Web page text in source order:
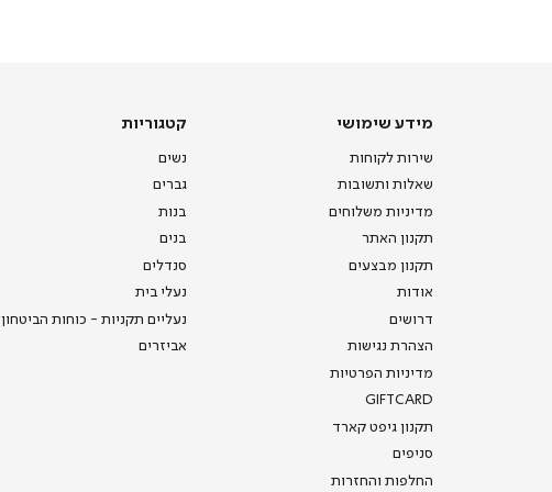
מידע
מידע שימושי
שירות לקוחות
שאלות ותשובות
מדיניות משלוחים
תקנון האתר
תקנון מבצעים
אודות
דרושים
הצהרת נגישות
מדיניות הפרטיות
GIFTCARD
תקנון גיפט קארד
סניפים
החלפות והחזרות
קטגוריות
קטגוריות
נשים
גברים
בנות
בנים
סנדלים
נעלי בית
נעליים תקניות - כוחות הביטחון
אביזרים